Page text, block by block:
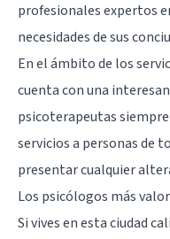
profesionales expertos
necesidades de sus
En el ámbito de los
cuenta con una
psicoterapeutas
servicios a personas de
presentar cualquier
Los psicólogos más
Si vives en esta ciudad